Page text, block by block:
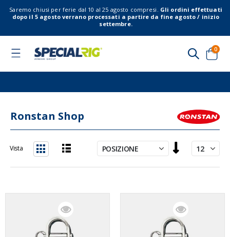
Saremo chiusi per ferie dal 10 al 25 agosto compresi. Gli ordini effettuati
dopo il 5 agosto verrano processati a partire da fine agosto / inizio
settembre.
Toggle
Cart
0
Ronstan Shop
la
direzione
Vista